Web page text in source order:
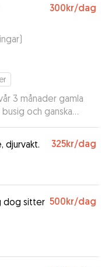
300kr/dag
)
3 månader gamla
och ganska
att bekräfta vår
kunne hjälpa os med
så klart
djurvakt. 325kr/dag
dog sitter 500kr/dag